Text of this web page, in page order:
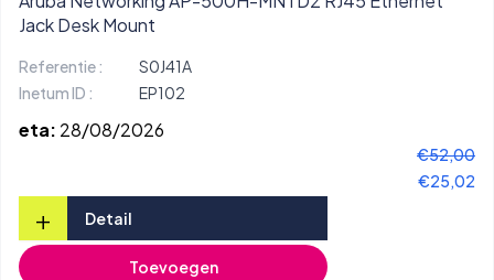
Jack Desk Mount
Referentie :
S0J41A
Inetum ID :
EP102
eta: 28/08/2026
€52,00
€25,02
+ Detail
Toevoegen